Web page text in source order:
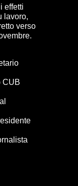
effetti
lavoro,
verso
CUB